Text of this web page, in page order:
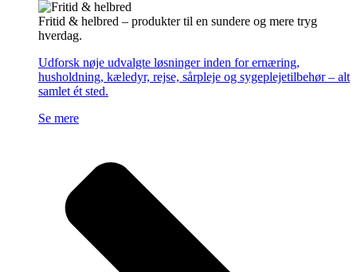
Fritid & helbred – produkter til en sundere og mere tryg
hverdag.
Udforsk nøje udvalgte løsninger inden for ernæring,
husholdning, kæledyr, rejse, sårpleje og sygeplejetilbehør – alt
samlet ét sted.
Se mere